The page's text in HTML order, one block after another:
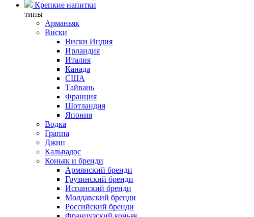
Крепкие напитки
типы
Арманьяк
Виски
Виски Индия
Ирландия
Италия
Канада
США
Тайвань
Франция
Шотландия
Япония
Водка
Граппа
Джин
Кальвадос
Коньяк и бренди
Армянский бренди
Грузинский бренди
Испанский бренди
Молдавский бренди
Российский бренди